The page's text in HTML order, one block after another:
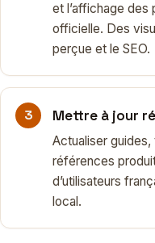
et l’affichage des
officielle. Des
perçue et le SEO.
Mettre à jour
Actualiser
références
d’utilisateurs
local.